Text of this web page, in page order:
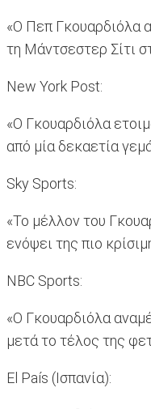
«Ο Πεπ Γκουαρδιόλα
τη Μάντσεστερ Σίτι
New York Post:
«Ο Γκουαρδιόλα
από μία δεκαετία
Sky Sports:
«Το μέλλον του
ενόψει της πιο
NBC Sports:
«Ο Γκουαρδιόλα
μετά το τέλος της
El País (Ισπανία):